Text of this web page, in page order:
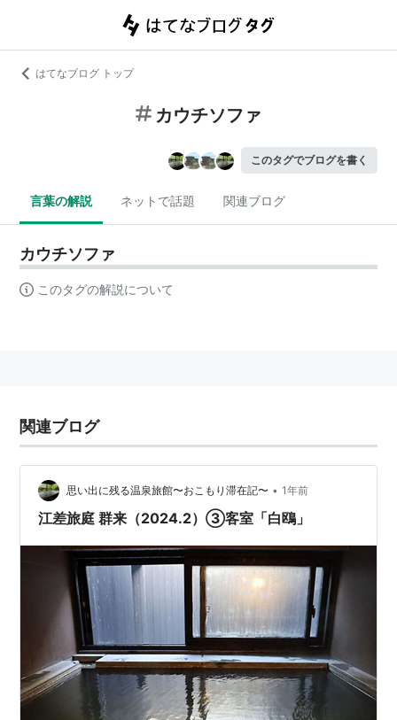
はてなブログ トップ
カウチソファ
このタグでブログを書く
言葉の解説 ネットで話題 関連ブログ
カウチソファ
このタグの解説について
関連ブログ
思い出に残る温泉旅館〜おこもり滞在記〜 • 1年前
江差旅庭 群来（2024.2）③客室「白鴎」